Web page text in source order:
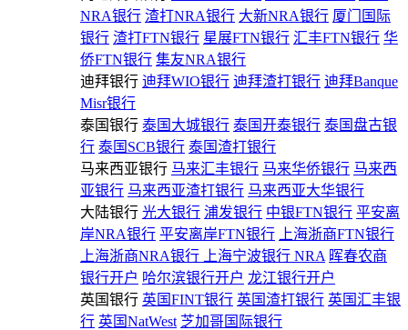
NRA银行 渣打NRA银行 大新NRA银行 厦门国际
银行 渣打FTN银行 星展FTN银行 汇丰FTN银行 华
侨FTN银行 集友NRA银行
迪拜银行 迪拜WIO银行 迪拜渣打银行 迪拜Banque
Misr银行
泰国银行 泰国大城银行 泰国开泰银行 泰国盘古银
行 泰国SCB银行 泰国渣打银行
马来西亚银行 马来汇丰银行 马来华侨银行 马来西
亚银行 马来西亚渣打银行 马来西亚大华银行
大陆银行 光大银行 浦发银行 中银FTN银行 平安离
岸NRA银行 平安离岸FTN银行
上海浙商FTN银行
上海浙商NRA银行
上海宁波银行 NRA 晖春农商
银行开户 哈尔滨银行开户 龙江银行开户
英国银行 英国FINT银行 英国渣打银行 英国汇丰银
行 英国NatWest 芝加哥国际银行